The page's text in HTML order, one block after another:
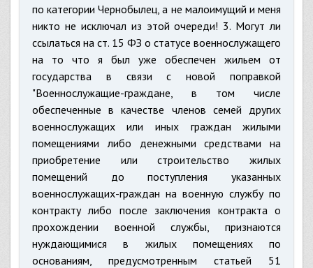
по категории Чернобылец, а не малоимущий и меня
никто не исключал из этой очереди! 3. Могут ли
ссылаться на ст. 15 ФЗ о статусе военнослужащего
на то что я был уже обеспечен жильем от
государства в связи с новой поправкой
"Военнослужащие-граждане, в том числе
обеспеченные в качестве членов семей других
военнослужащих или иных граждан жилыми
помещениями либо денежными средствами на
приобретение или строительство жилых
помещений до поступления указанных
военнослужащих-граждан на военную службу по
контракту либо после заключения контракта о
прохождении военной службы, признаются
нуждающимися в жилых помещениях по
основаниям, предусмотренным статьей 51